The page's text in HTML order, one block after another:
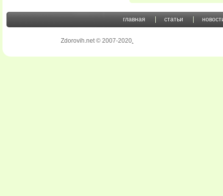
главная статьи
Zdorovih.net © 2007-2020